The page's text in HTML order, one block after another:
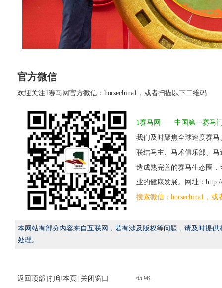
官方微信
欢迎关注1赛马网官方微信：horsechina1，或者扫描以下二维码
1赛马网——中国第一赛马
我们及时聚焦全球速度赛
联结马主、马术俱乐部、
造成熟完善的赛马生态圈
业的健康发展。网址：http://
搜索微信：horsechina1，
本网站有部分内容来自互联网，若有涉及版权等问题，请及时提
处理。
返回顶部 打印本页 关闭窗口 65.9K